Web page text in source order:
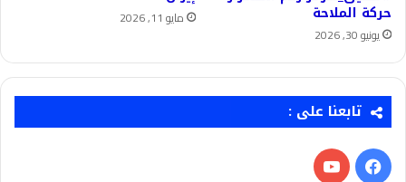
حركة الملاحة
يونيو 30, 2026
مايو 11, 2026
تابعنا على :
فيسبوك‫YouTube